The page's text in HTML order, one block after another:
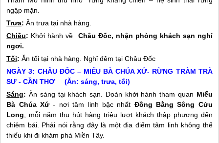
ngập mặn.
Trưa:Ăn trưa tại nhà hàng.
Chiều: Khởi hành về Châu Đốc, nhận phòng khách sạn nghỉ
ngơi.
Tối:Ăn tối tại nhà hàng. Nghỉ đêm tại Châu Đốc
NGÀY 3: CHÂU ĐỐC – MIẾU BÀ CHÚA XỨ- RỪNG TRÀM TRÀ
SƯ - CẦN THƠ (Ăn: sáng, trưa, tối)
Sáng:Ăn sáng tại khách sạn. Đoàn khởi hành tham quan Miếu
Bà Chúa Xứ- nơi tâm linh bậc nhất Đồng Bằng Sông Cửu
Long , mỗi năm thu hút hàng triệu lượt khách thập phương đến
chiêm bái. Phải nói rằng đây là một địa điểm tâm linh không thể
thiếu khi đi khám phá Miền Tây.